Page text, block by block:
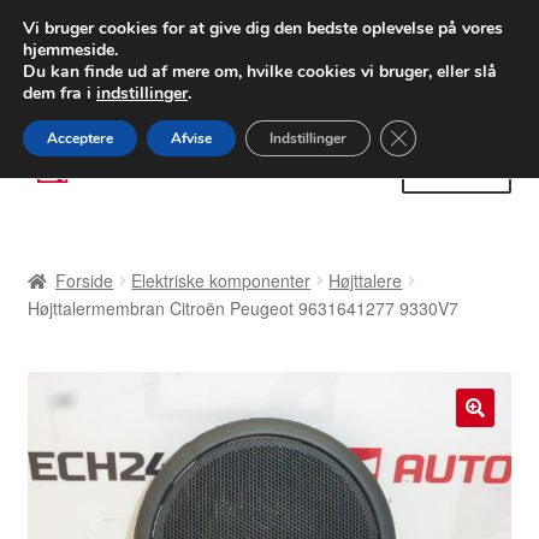
LEVERING fra 55 kr.
FEDEX verdensomspændende forsendelse
80 82 72 02
Spring
til
Spring
til
Betalinger
Klageprocedure
Forside Elektriske komponenter
Højttalere
Højttalermembran Citroën Peugeot 9631641277 9330V7
Vi bruger cookies for at give dig den bedste oplevelse på vores
hjemmeside.
Du kan finde ud af mere om, hvilke cookies vi bruger, eller slå
dem fra i indstillinger.
Acceptere Afvise Indstillinger Close GDPR